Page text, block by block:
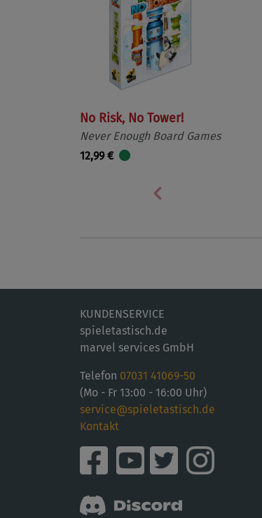
No Risk, No Tower!
Never Enough Board Games
12,99 €
Vorherige
KUNDENSERVICE
spieletastisch.de
marvel services GmbH
Telefon 07031 41069-50
(Mo - Fr 13:00 - 16:00 Uhr)
service@spieletastisch.de
Kontakt